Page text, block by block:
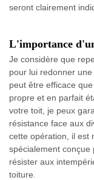
seront clairement
L'importance
Je considère que
pour lui redonner
peut être efficace
propre et en parfait
votre toit, je peux
résistance face aux
cette opération, il est
spécialement conçue
résister aux
toiture.